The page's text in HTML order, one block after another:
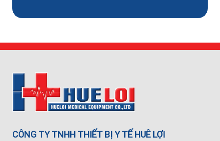
CÔNG TY TNHH THIẾT BỊ Y TẾ HUÊ LỢI